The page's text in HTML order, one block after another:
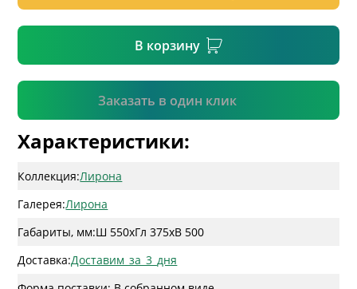
В корзину
Заказать в один клик
Подтвердить
Характеристики:
Коллекция:Лирона
Галерея:Лирона
Габариты, мм:Ш 550xГл 375xВ 500
Доставка:Доставим_за_3_дня